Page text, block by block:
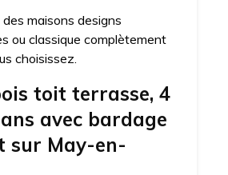
maisons designs
ou classique complètement
choisissez.
toit terrasse, 4
avec bardage
sur May-en-